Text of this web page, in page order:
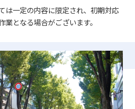
は一定の内容に限定され、初期対応
となる場合がございます。